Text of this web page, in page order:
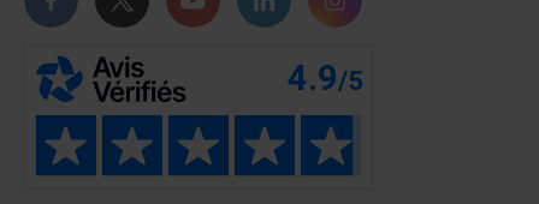
Notre page Facebook
Notre page Twitter
Notre chaîne Youtube
Notre page Linkedin
Notre page